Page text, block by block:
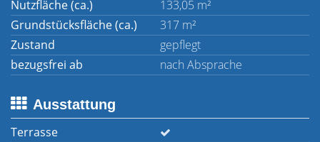
Nutzfläche (ca.)
133,05 m²
Grundstücksfläche (ca.)
317 m²
Zustand
gepflegt
bezugsfrei ab
nach Absprache
Ausstattung
Terrasse